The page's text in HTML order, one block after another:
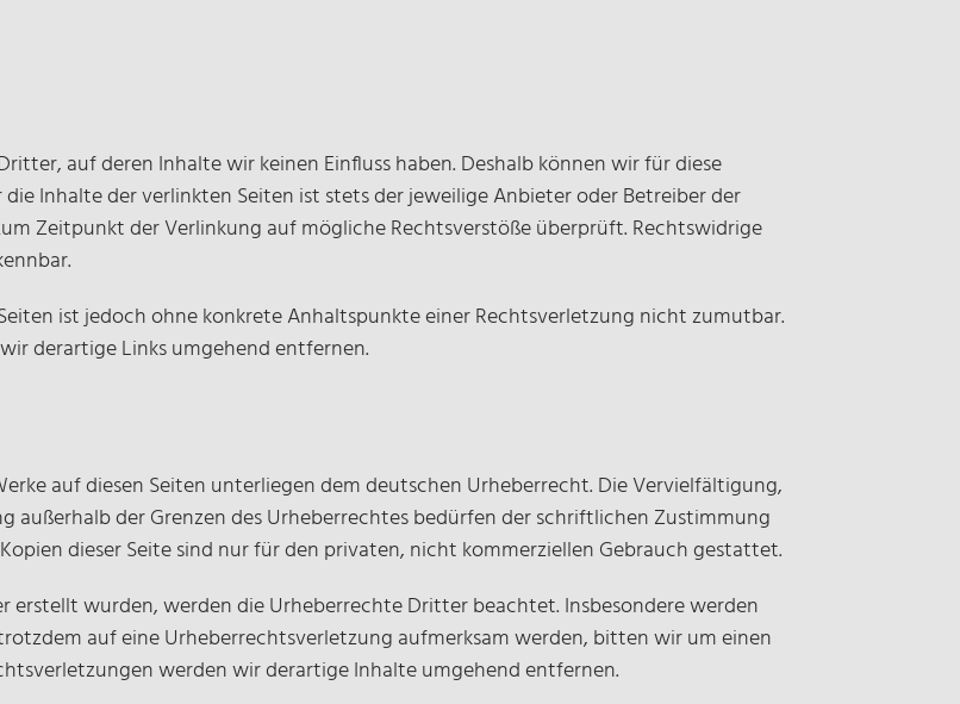
auf deren Inhalte wir keinen Einfluss haben. Deshalb können wir für diese
Inhalte der verlinkten Seiten ist stets der jeweilige Anbieter oder Betreiber der
Zeitpunkt der Verlinkung auf mögliche Rechtsverstöße überprüft. Rechtswidrige
ist jedoch ohne konkrete Anhaltspunkte einer Rechtsverletzung nicht zumutbar.
derartige Links umgehend entfernen.
auf diesen Seiten unterliegen dem deutschen Urheberrecht. Die Vervielfältigung,
der Grenzen des Urheberrechtes bedürfen der schriftlichen Zustimmung
dieser Seite sind nur für den privaten, nicht kommerziellen Gebrauch gestattet.
erstellt wurden, werden die Urheberrechte Dritter beachtet. Insbesondere werden
auf eine Urheberrechtsverletzung aufmerksam werden, bitten wir um einen
werden wir derartige Inhalte umgehend entfernen.